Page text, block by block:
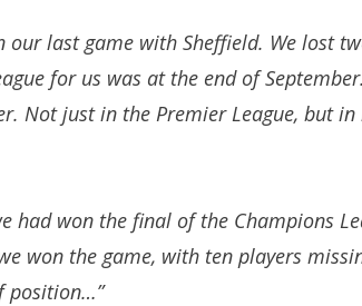
our last game with Sheffield. We lost
for us was at the end of
Not just in the Premier League, but
had won the final of the Champions
won the game, with ten players
position…”